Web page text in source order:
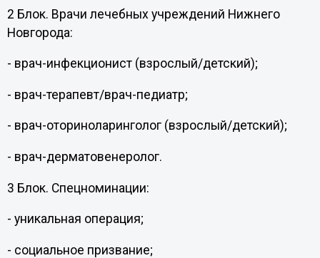
2 Блок. Врачи лечебных учреждений Нижнего
Новгорода:
- врач-инфекционист (взрослый/детский);
- врач-терапевт/врач-педиатр;
- врач-оториноларинголог (взрослый/детский);
- врач-дерматовенеролог.
3 Блок. Спецноминации:
- уникальная операция;
- социальное призвание;